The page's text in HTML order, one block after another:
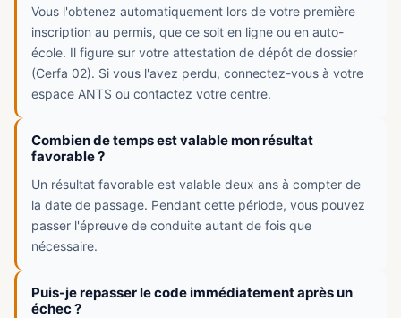
Vous l'obtenez automatiquement lors de votre première
inscription au permis, que ce soit en ligne ou en auto-
école. Il figure sur votre attestation de dépôt de dossier
(Cerfa 02). Si vous l'avez perdu, connectez-vous à votre
espace ANTS ou contactez votre centre.
Combien de temps est valable mon résultat
favorable ?
Un résultat favorable est valable deux ans à compter de
la date de passage. Pendant cette période, vous pouvez
passer l'épreuve de conduite autant de fois que
nécessaire.
Puis-je repasser le code immédiatement après un
échec ?